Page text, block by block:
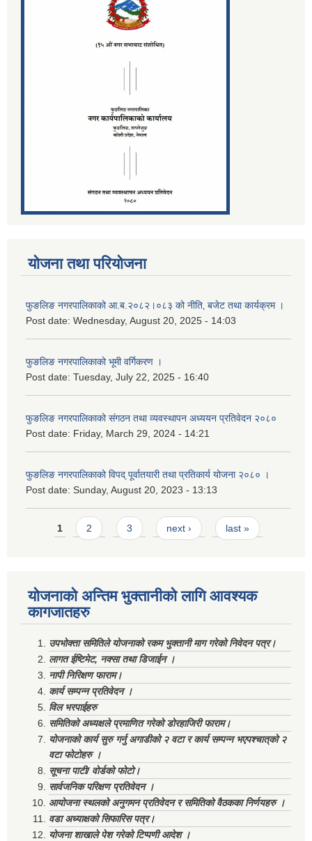
योजना तथा परियोजना
फुङलिङ नगरपालिकाको आ.ब.२०८२।०८३ को नीति‚ बजेट तथा कार्यक्रम ।
Post date: Wednesday, August 20, 2025 - 14:03
फुङलिङ नगरपालिकाको भूमी वर्गिकरण ।
Post date: Tuesday, July 22, 2025 - 16:40
फुङलिङ नगरपालिकाको संगठन तथा व्यवस्थापन अध्ययन प्रतिवेदन २०८०
Post date: Friday, March 29, 2024 - 14:21
फुङलिङ नगरपालिकाको विपद् पूर्वातयारी तथा प्रतिकार्य योजना २०८० ।
Post date: Sunday, August 20, 2023 - 13:13
Pages
1 2 3 next › last »
योजनाको अन्तिम भुक्तानीको लागि आवश्यक
कागजातहरु
उपभोक्ता समितिले योजनाको रकम भुक्तानी माग गरेको निवेदन पत्र।
लागत ईष्टिमेट, नक्सा तथा डिजाईन ।
नापी निरिक्षण फाराम।
कार्य सम्पन्न प्रतिवेदन ।
विल भरपाईहरु
समितिको अध्यक्षले प्रमाणित गरेको डोरहाजिरी फाराम।
योजनाको कार्य सुरु गर्नु अगाडीको २ वटा र कार्य सम्पन्न भएपश्चात्‌को २
वटा फोटोहरु ।
सूचना पाटी/ वोर्डको फोटो।
सार्वजनिक परिक्षण प्रतिवेदन ।
आयोजना स्थलको अनुगमन प्रतिवेदन र समितिको वैठकका निर्णयहरु ।
वडा अध्याक्षको सिफारिस पत्र।
योजना शाखाले पेश गरेको टिप्पणी आदेश ।